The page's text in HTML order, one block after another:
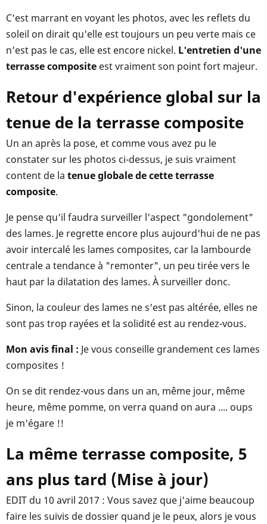
C'est marrant en voyant les photos, avec les reflets du
soleil on dirait qu'elle est toujours un peu verte mais ce
n'est pas le cas, elle est encore nickel. L'entretien d'une
terrasse composite est vraiment son point fort majeur.
Retour d'expérience global sur la
tenue de la terrasse composite
Un an après la pose, et comme vous avez pu le
constater sur les photos ci-dessus, je suis vraiment
content de la tenue globale de cette terrasse
composite.
Je pense qu'il faudra surveiller l'aspect "gondolement"
des lames. Je regrette encore plus aujourd'hui de ne pas
avoir intercalé les lames composites, car la lambourde
centrale a tendance à "remonter", un peu tirée vers le
haut par la dilatation des lames. À surveiller donc.
Sinon, la couleur des lames ne s'est pas altérée, elles ne
sont pas trop rayées et la solidité est au rendez-vous.
Mon avis final : Je vous conseille grandement ces lames
composites !
On se dit rendez-vous dans un an, même jour, même
heure, même pomme, on verra quand on aura .... oups
je m'égare !!
La même terrasse composite, 5
ans plus tard (Mise à jour)
EDIT du 10 avril 2017 : Vous savez que j'aime beaucoup
faire les suivis de dossier quand je le peux, alors je vous